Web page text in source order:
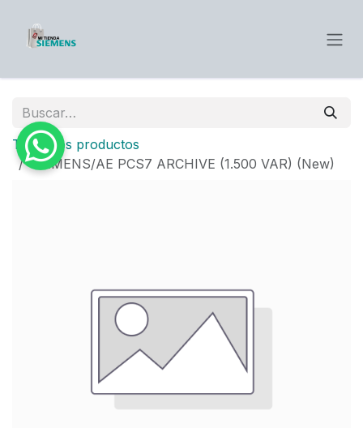
Todos los productos
SIEMENS/AE PCS7 ARCHIVE (1.500 VAR) (New)